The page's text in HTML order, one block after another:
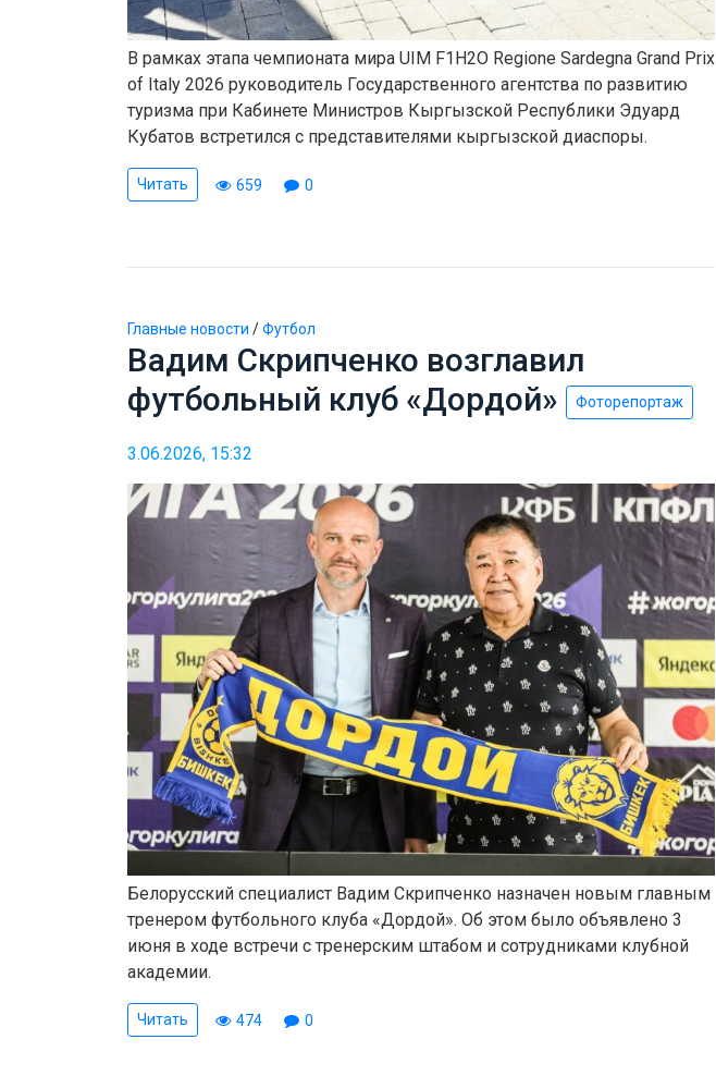
В рамках этапа чемпионата мира UIM F1H2O Regione Sardegna Grand Prix
of Italy 2026 руководитель Государственного агентства по развитию
туризма при Кабинете Министров Кыргызской Республики Эдуард
Кубатов встретился с представителями кыргызской диаспоры.
Читать 659 0
Главные новости /Футбол
Вадим Скрипченко возглавил
футбольный клуб «Дордой»
Фоторепортаж
3.06.2026, 15:32
Белорусский специалист Вадим Скрипченко назначен новым главным
тренером футбольного клуба «Дордой». Об этом было объявлено 3
июня в ходе встречи с тренерским штабом и сотрудниками клубной
академии.
Читать 474 0